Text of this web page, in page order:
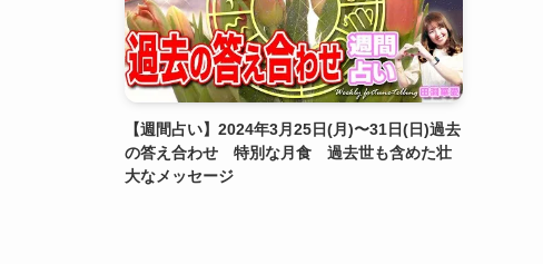
【週間占い】2024年3月25日(月)〜31日(日)過去
の答え合わせ 特別な月食 過去世も含めた壮
大なメッセージ